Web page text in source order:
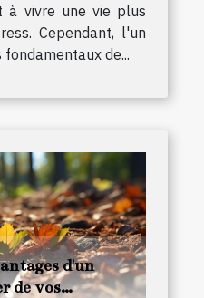
à vivre une vie plus
Cependant, l'un
de...
d'un
de vos